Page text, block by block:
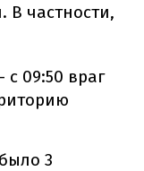
В частности,
09:50 враг
3